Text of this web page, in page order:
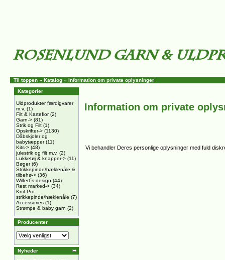
Til toppen » Katalog » Information om private oplysninger
Kategorier
Uldprodukter færdigvarer
m.v. (1)
Filt & Karteflor(2)
Garn-> (81)
Strik og Filt (1)
Opskrifter-> (1130)
Dåbskjoler og
babytæpper(11)
Kits-> (48)
julestrik og filt m.v. (2)
Lukketøj & knapper-> (11)
Bøger(6)
Strikkepinde/hæklenåle &
tilbehø-> (36)
Wilfert´s design (44)
Rest marked-> (34)
Knit Pro
strikkepinde/hæklenåle (7)
Accessories (1)
Strømpe & baby garn (2)
Producenter
Nyheder
Information om private
Vi behandler Deres personlige oplysninger med fuld